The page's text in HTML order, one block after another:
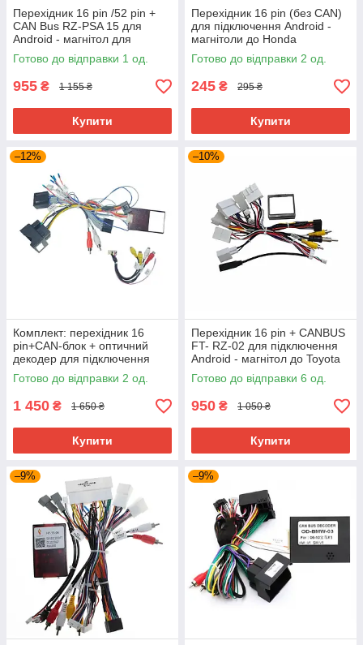
Перехідник 16 pin /52 pin +
CAN Bus RZ-PSA 15 для
Android - магнітол для
Peugeot та Citroen
Готово до відправки 1 од.
955 ₴ 1 155 ₴
Купити
Перехідник 16 pin (без CAN)
для підключення Android -
магнітоли до Honda
Lingpai/Greiz 2019–2020
Готово до відправки 2 од.
245 ₴ 295 ₴
Купити
–12%
Комплект: перехідник 16
pin+CAN-блок + оптичний
декодер для підключення
Android магнітоли VW
Touareg 02–10
Готово до відправки 2 од.
1 450 ₴ 1 650 ₴
Купити
–10%
Перехідник 16 pin + CANBUS
FT- RZ-02 для підключення
Android - магнітол до Toyota
Готово до відправки 6 од.
950 ₴ 1 050 ₴
Купити
–9% –9%